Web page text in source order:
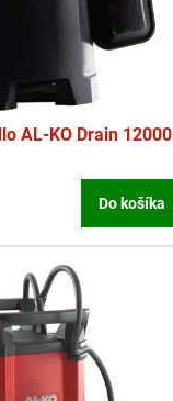
AL-KO Drain 12000
Do košíka